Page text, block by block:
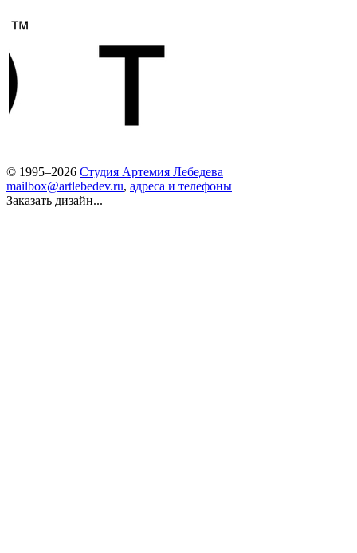
© 1995–2026 Студия Артемия Лебедева
mailbox@artlebedev.ru, адреса и телефоны
Заказать дизайн...